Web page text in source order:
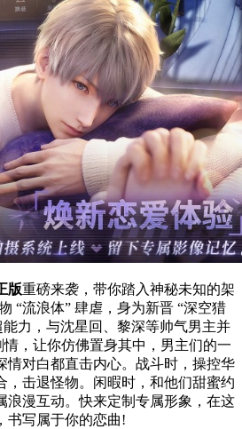
版重磅来袭，带你踏入神秘未知的架
“流浪体” 肆虐，身为新晋 “深空猎
力，与沈星回、黎深等帅气男主并
，让你仿佛置身其中，男主们的一
情对白都直击内心。战斗时，操控华
，击退怪物。闲暇时，和他们甜蜜约
浪漫互动。快来定制专属形象，在这
书写属于你的恋曲!